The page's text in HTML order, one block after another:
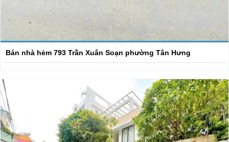
Bán nhà hẻm 793 Trần Xuân Soạn phường Tân Hưng